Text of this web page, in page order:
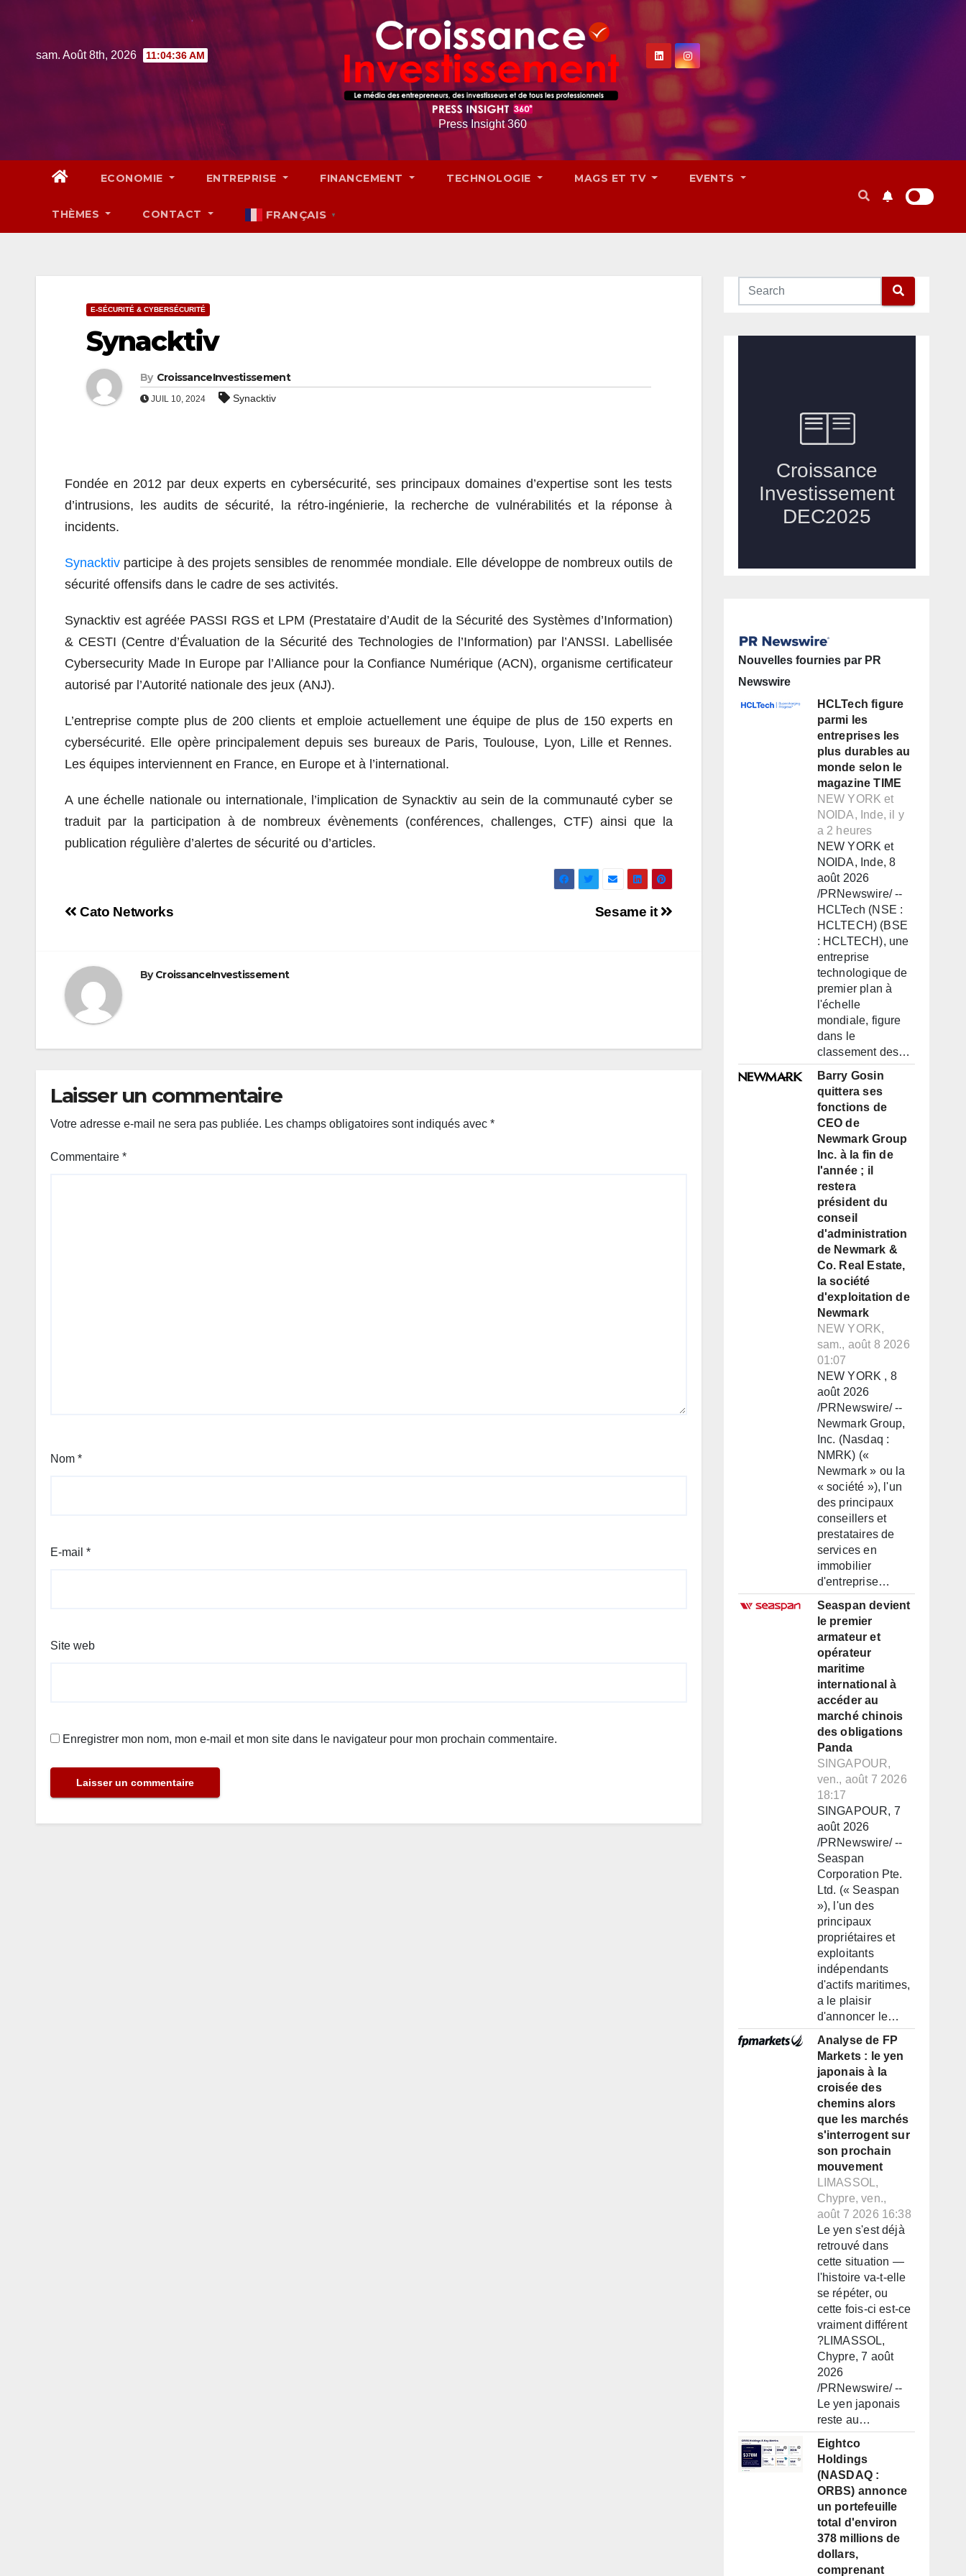
contentsam. Août 8th, 2026 11:04:38 AM
Press Insight 360
ECONOMIE ENTREPRISE FINANCEMENT TECHNOLOGIE MAGS ET TV EVENTS
THÈMES CONTACT FRANÇAIS ▼
E-SÉCURITÉ & CYBERSÉCURITÉ
Synacktiv
By CroissanceInvestissement
JUIL 10, 2024 Synacktiv
Fondée en 2012 par deux experts en cybersécurité, ses principaux domaines d’expertise sont les tests
d’intrusions, les audits de sécurité, la rétro-ingénierie, la recherche de vulnérabilités et la réponse à
incidents.
Synacktiv participe à des projets sensibles de renommée mondiale. Elle développe de nombreux outils de
sécurité offensifs dans le cadre de ses activités.
Synacktiv est agréée PASSI RGS et LPM (Prestataire d’Audit de la Sécurité des Systèmes d’Information)
& CESTI (Centre d’Évaluation de la Sécurité des Technologies de l’Information) par l’ANSSI. Labellisée
Cybersecurity Made In Europe par l’Alliance pour la Confiance Numérique (ACN), organisme certificateur
autorisé par l’Autorité nationale des jeux (ANJ).
L’entreprise compte plus de 200 clients et emploie actuellement une équipe de plus de 150 experts en
cybersécurité. Elle opère principalement depuis ses bureaux de Paris, Toulouse, Lyon, Lille et Rennes.
Les équipes interviennent en France, en Europe et à l’international.
A une échelle nationale ou internationale, l’implication de Synacktiv au sein de la communauté cyber se
traduit par la participation à de nombreux évènements (conférences, challenges, CTF) ainsi que la
publication régulière d’alertes de sécurité ou d’articles.
Navigation
l’article
Sesame it
Cato Networks
ByCroissanceInvestissement
Laisser un commentaire
Votre adresse e-mail ne sera pas publiée. Les champs obligatoires sont indiqués avec *
Commentaire *
Nom *
E-mail *
Site web
Enregistrer mon nom, mon e-mail et mon site dans le navigateur pour mon prochain commentaire.
Nouvelles fournies par PR
Newswire
HCLTech figure
parmi les
entreprises les
plus durables au
monde selon le
magazine TIME
NEW YORK et
NOIDA, Inde, il y
a 2 heures
NEW YORK et
NOIDA, Inde, 8
août 2026
/PRNewswire/ --
HCLTech (NSE :
HCLTECH) (BSE
: HCLTECH), une
entreprise
technologique de
premier plan à
l'échelle
mondiale, figure
dans le
classement des…
Barry Gosin
quittera ses
fonctions de
CEO de
Newmark Group
Inc. à la fin de
l'année ; il
restera
président du
conseil
d'administration
de Newmark &
Co. Real Estate,
la société
d'exploitation de
Newmark
NEW YORK,
sam., août 8 2026
01:07
NEW YORK , 8
août 2026
/PRNewswire/ --
Newmark Group,
Inc. (Nasdaq :
NMRK) («
Newmark » ou la
« société »), l'un
des principaux
conseillers et
prestataires de
services en
immobilier
d'entreprise…
Seaspan devient
le premier
armateur et
opérateur
maritime
international à
accéder au
marché chinois
des obligations
Panda
SINGAPOUR,
ven., août 7 2026
18:17
SINGAPOUR, 7
août 2026
/PRNewswire/ --
Seaspan
Corporation Pte.
Ltd. (« Seaspan
»), l'un des
principaux
propriétaires et
exploitants
indépendants
d'actifs maritimes,
a le plaisir
d'annoncer le…
Analyse de FP
Markets : le yen
japonais à la
croisée des
chemins alors
que les marchés
s'interrogent sur
son prochain
mouvement
LIMASSOL,
Chypre, ven.,
août 7 2026 16:38
Le yen s'est déjà
retrouvé dans
cette situation —
l'histoire va-t-elle
se répéter, ou
cette fois-ci est-ce
vraiment différent
?LIMASSOL,
Chypre, 7 août
2026
/PRNewswire/ --
Le yen japonais
reste au…
Eightco
Holdings
(NASDAQ :
ORBS) annonce
un portefeuille
total d'environ
378 millions de
dollars,
comprenant